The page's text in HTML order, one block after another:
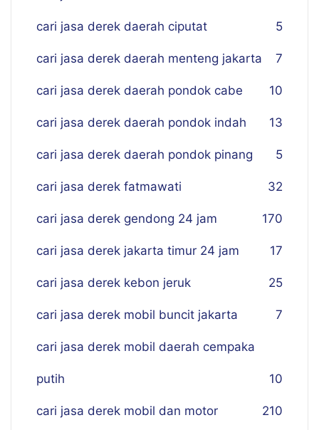
cari jasa derek daerah ciputat 5
cari jasa derek daerah menteng jakarta 7
cari jasa derek daerah pondok cabe 10
cari jasa derek daerah pondok indah 13
cari jasa derek daerah pondok pinang 5
cari jasa derek fatmawati 32
cari jasa derek gendong 24 jam 170
cari jasa derek jakarta timur 24 jam 17
cari jasa derek kebon jeruk 25
cari jasa derek mobil buncit jakarta 7
cari jasa derek mobil daerah cempaka
putih 10
cari jasa derek mobil dan motor 210